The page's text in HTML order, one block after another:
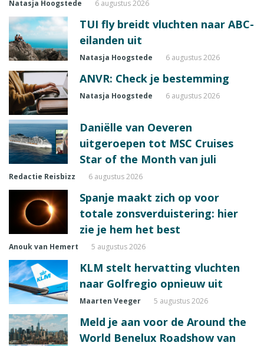
Natasja Hoogstede 6 augustus 2026
TUI fly breidt vluchten naar ABC-
eilanden uit
Natasja Hoogstede 6 augustus 2026
ANVR: Check je bestemming
Natasja Hoogstede 6 augustus 2026
Daniëlle van Oeveren
uitgeroepen tot MSC Cruises
Star of the Month van juli
Redactie Reisbizz 6 augustus 2026
Spanje maakt zich op voor
totale zonsverduistering: hier
zie je hem het best
Anouk van Hemert 5 augustus 2026
KLM stelt hervatting vluchten
naar Golfregio opnieuw uit
Maarten Veeger 5 augustus 2026
Meld je aan voor de Around the
World Benelux Roadshow van